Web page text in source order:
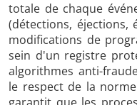
totale de chaque
(détections, éjections,
modifications de
sein d'un registre
algorithmes anti-
le respect de la norme